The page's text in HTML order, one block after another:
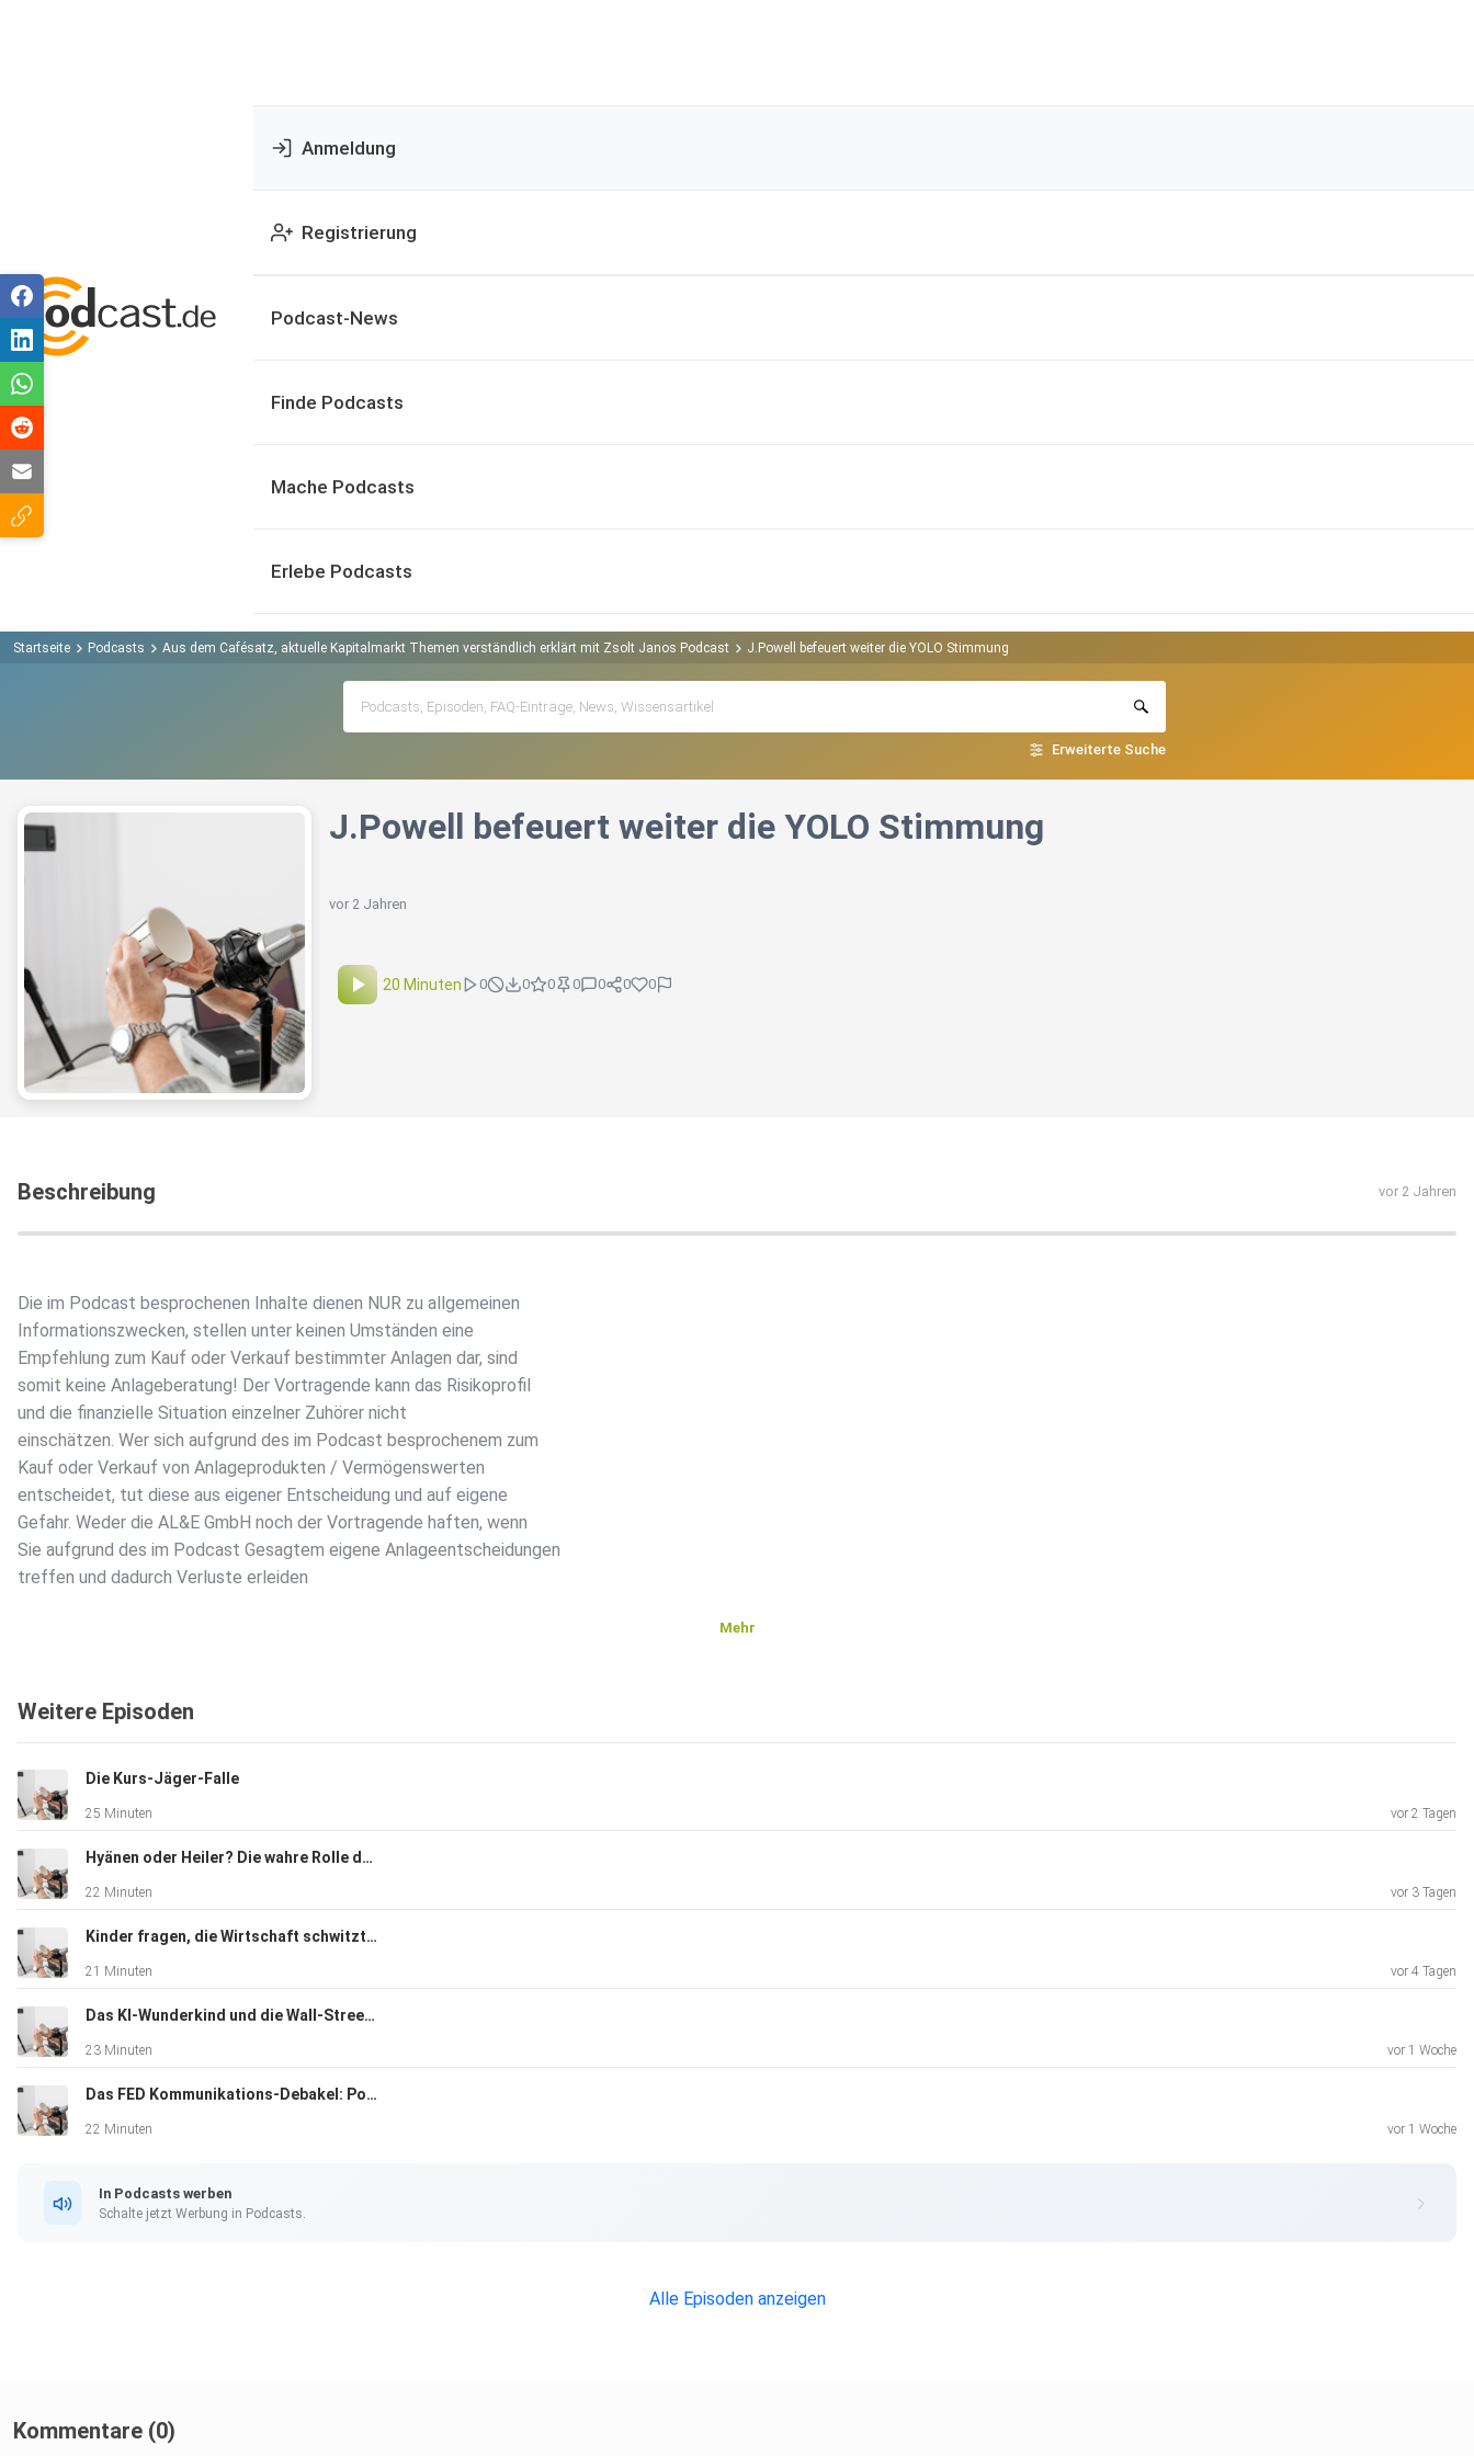
Anmeldung
Registrierung
Podcast-News
Finde Podcasts
Mache Podcasts
Erlebe Podcasts
Startseite Podcasts Aus dem Cafésatz, aktuelle Kapitalmarkt Themen verständlich erklärt mit Zsolt Janos Podcast J.Powell befeuert weiter die YOLO Stimmung
Erweiterte Suche
J.Powell befeuert weiter die YOLO Stimmung
vor 2 Jahren
20 Minuten 0 0 0 0 0 0 0
Beschreibung vor 2 Jahren
Die im Podcast besprochenen Inhalte dienen NUR zu allgemeinen
Informationszwecken, stellen unter keinen Umständen eine
Empfehlung zum Kauf oder Verkauf bestimmter Anlagen dar, sind
somit keine Anlageberatung! Der Vortragende kann das Risikoprofil
und die finanzielle Situation einzelner Zuhörer nicht
einschätzen. Wer sich aufgrund des im Podcast besprochenem zum
Kauf oder Verkauf von Anlageprodukten / Vermögenswerten
entscheidet, tut diese aus eigener Entscheidung und auf eigene
Gefahr. Weder die AL&E GmbH noch der Vortragende haften, wenn
Sie aufgrund des im Podcast Gesagtem eigene Anlageentscheidungen
treffen und dadurch Verluste erleiden
Mehr
Weitere Episoden
Die Kurs-Jäger-Falle
25 Minuten vor 2 Tagen
Hyänen oder Heiler? Die wahre Rolle der Hedgefonds
22 Minuten vor 3 Tagen
Kinder fragen, die Wirtschaft schwitzt: „The Big Short“ im Realitätscheck
21 Minuten vor 4 Tagen
Das KI-Wunderkind und die Wall-Street-Rettung: Ein moderner LTCM-Moment
23 Minuten vor 1 Woche
Das FED Kommunikations-Debakel: Powell vs. Warsh
22 Minuten vor 1 Woche
In Podcasts werben
Schalte jetzt Werbung in Podcasts.
Alle Episoden anzeigen
Kommentare (0)